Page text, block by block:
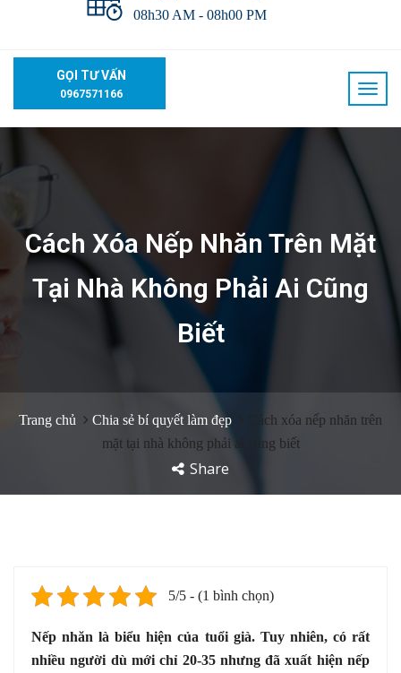
08h30 AM - 08h00 PM
GỌI TƯ VẤN
0967571166
Cách Xóa Nếp Nhăn Trên Mặt
Tại Nhà Không Phải Ai Cũng
Biết
Trang chủ Chia sẻ bí quyết làm đẹp
Cách xóa nếp nhăn trên
mặt tại nhà không phải ai cũng biết
Share
5/5 - (1 bình chọn)
Nếp nhăn là biểu hiện của tuổi già. Tuy nhiên, có rất
nhiều người dù mới chỉ 20-35 nhưng đã xuất hiện nếp